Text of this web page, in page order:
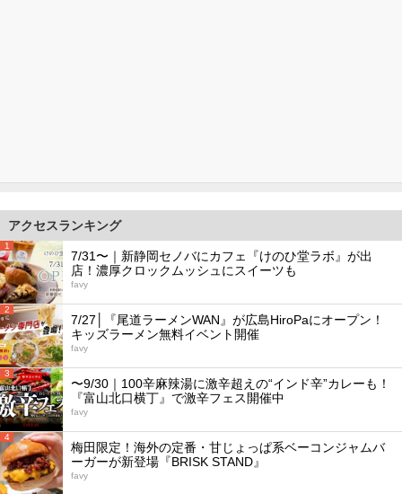
アクセスランキング
1
7/31〜｜新静岡セノバにカフェ『けのひ堂ラボ』が出
店！濃厚クロックムッシュにスイーツも
favy
2
7/27│『尾道ラーメンWAN』が広島HiroPaにオープン！
キッズラーメン無料イベント開催
favy
3
〜9/30｜100辛麻辣湯に激辛超えの“インド辛”カレーも！
『富山北口横丁』で激辛フェス開催中
favy
4
梅田限定！海外の定番・甘じょっぱ系ベーコンジャムバ
ーガーが新登場『BRISK STAND』
favy